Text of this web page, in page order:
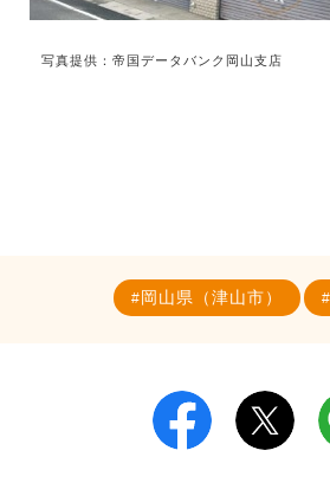
写真提供：帝国データバンク岡山支店
岡山県（津山市）